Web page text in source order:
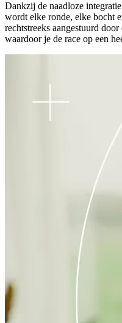
Dankzij de naadloze
wordt elke ronde, elke bocht
rechtstreeks aangestuurd
waardoor je de race op een